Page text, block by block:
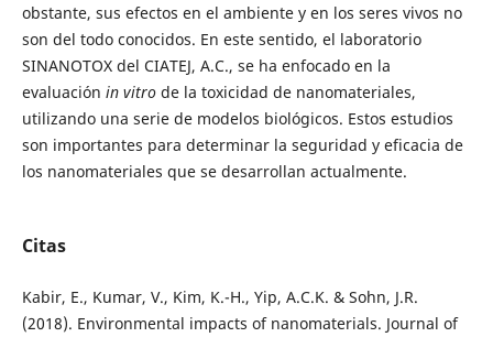
obstante, sus efectos en el ambiente y en los seres vivos no
son del todo conocidos. En este sentido, el laboratorio
SINANOTOX del CIATEJ, A.C., se ha enfocado en la
evaluación in vitrode la toxicidad de nanomateriales,
utilizando una serie de modelos biológicos. Estos estudios
son importantes para determinar la seguridad y eficacia de
los nanomateriales que se desarrollan actualmente.
Citas
Kabir, E., Kumar, V., Kim, K.-H., Yip, A.C.K. & Sohn, J.R.
(2018). Environmental impacts of nanomaterials. Journal of